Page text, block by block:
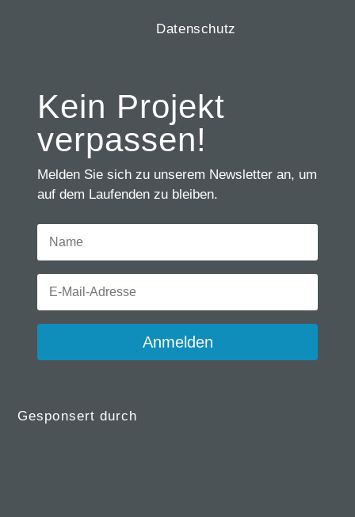
Datenschutz
Kein Projekt
verpassen!
Melden Sie sich zu unserem Newsletter an, um
auf dem Laufenden zu bleiben.
Anmelden
Gesponsert durch